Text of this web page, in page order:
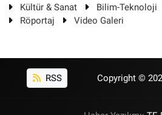
Kültür & Sanat
Bilim-Teknoloji
Röportaj
Video Galeri
RSS Copyright ©